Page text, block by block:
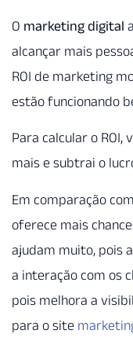
O marketing digital
alcançar mais
ROI de marketing
estão funcionando
Para calcular o ROI,
mais e subtrai o
Em comparação
oferece mais
ajudam muito, pois
a interação com os
pois melhora a
para o site